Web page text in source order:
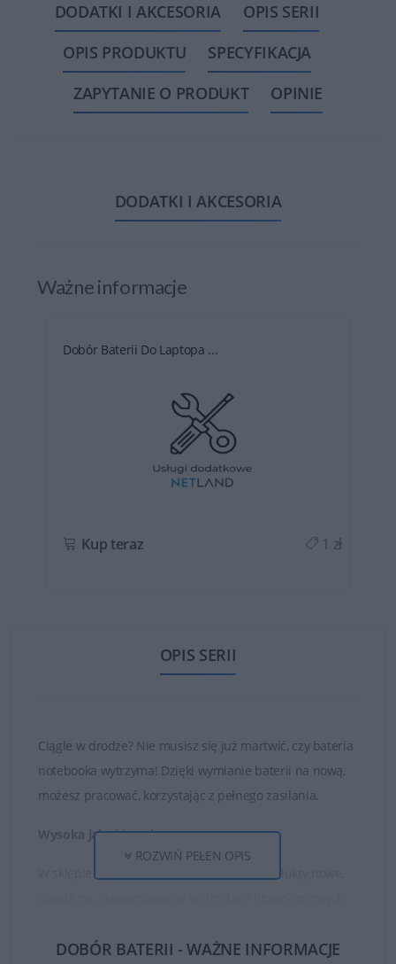
DODATKI I AKCESORIA
OPIS SERII
OPIS PRODUKTU
SPECYFIKACJA
ZAPYTANIE O PRODUKT
OPINIE
DODATKI I AKCESORIA
Ważne informacje
Dobór Baterii Do Laptopa ...
Kup teraz 1 zł
OPIS SERII
Ciągle w drodze? Nie musisz się już martwić, czy bateria
notebooka wytrzyma! Dzięki wymianie baterii na nową,
możesz pracować, korzystając z pełnego zasilania.
Wysoka jakość ogniw
W sklepie DELL24 oferujemy wyłącznie produkty nowe,
Dzięki temu zakupione baterie są w stanie działać długo
ROZWIŃ PEŁEN OPIS
DOBÓR BATERII - WAŻNE INFORMACJE